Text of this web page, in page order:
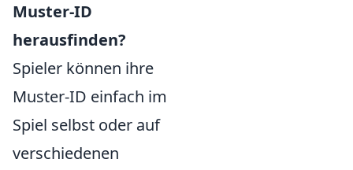
Muster-ID
herausfinden?
Spieler können ihre
Muster-ID einfach im
Spiel selbst oder auf
verschiedenen